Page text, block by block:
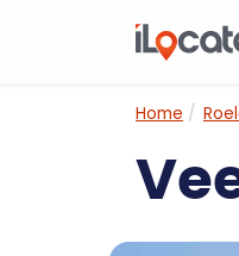
Home